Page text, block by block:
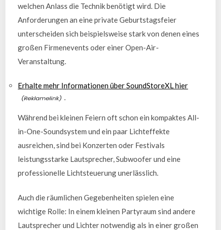
welchen Anlass die Technik benötigt wird. Die
Anforderungen an eine private Geburtstagsfeier
unterscheiden sich beispielsweise stark von denen eines
großen Firmenevents oder einer Open-Air-
Veranstaltung.
Erhalte mehr Informationen über SoundStoreXL hier
Während bei kleinen Feiern oft schon ein kompaktes All-
in-One-Soundsystem und ein paar Lichteffekte
ausreichen, sind bei Konzerten oder Festivals
leistungsstarke Lautsprecher, Subwoofer und eine
professionelle Lichtsteuerung unerlässlich.
Auch die räumlichen Gegebenheiten spielen eine
wichtige Rolle: In einem kleinen Partyraum sind andere
Lautsprecher und Lichter notwendig als in einer großen